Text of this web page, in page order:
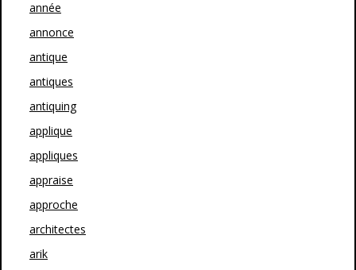
année
annonce
antique
antiques
antiquing
applique
appliques
appraise
approche
architectes
arik